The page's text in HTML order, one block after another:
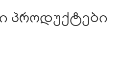
პროდუქტები